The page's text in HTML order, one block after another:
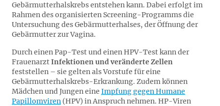
Gebärmutterhalskrebs entstehen kann. Dabei erfolgt im
Rahmen des organisierten Screening-Programms die
Untersuchung des Gebärmutterhalses, der Öffnung der
Gebärmutter zur Vagina.
Durch einen Pap-Test und einen HPV-Test kann der
FrauenarztInfektionen und veränderte Zellen
feststellen – sie gelten als Vorstufe für eine
Gebärmutterhalskrebs-Erkrankung. Zudem können
Mädchen und Jungen eine Impfung gegen Humane
Papillomviren (HPV) in Anspruch nehmen. HP-Viren